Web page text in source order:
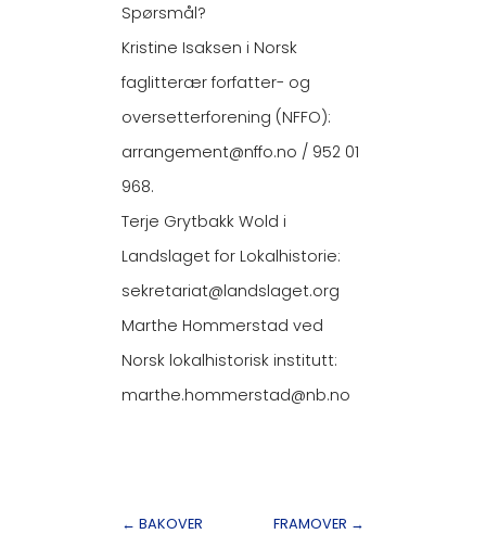
Spørsmål?
Kristine Isaksen i Norsk
faglitterær forfatter- og
oversetterforening (NFFO):
arrangement@nffo.no / 952 01
968.
Terje Grytbakk Wold i
Landslaget for Lokalhistorie:
sekretariat@landslaget.org
Marthe Hommerstad ved
Norsk lokalhistorisk institutt:
marthe.hommerstad@nb.no
← BAKOVER FRAMOVER →